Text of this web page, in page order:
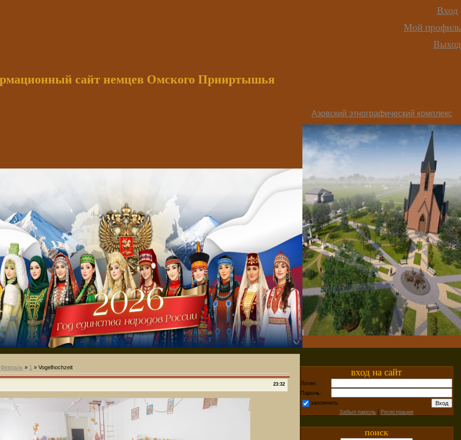
Вход
Мой профиль
Выход
сайт немцев Омского Прииртышья
Азовский этнографический комплекс
Февраль » 1 » Vogelhochzeit
23:32
вход на сайт
Логин:
Пароль:
запомнить
Забыл пароль | Регистрация
поиск